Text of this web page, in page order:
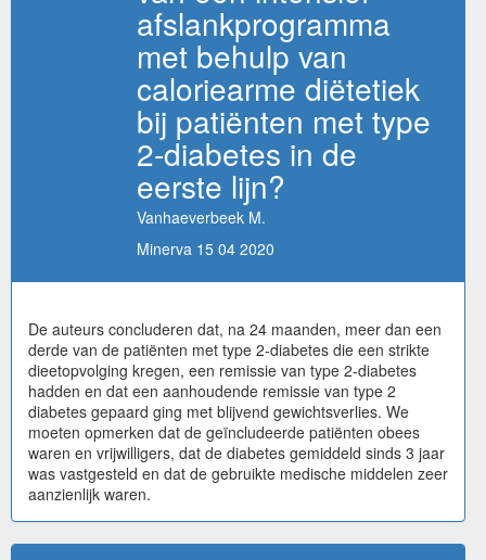
afslankprogramma
met behulp van
caloriearme diëtetiek
bij patiënten met type
2-diabetes in de
eerste lijn?
Vanhaeverbeek M.
Minerva 15 04 2020
De auteurs concluderen dat, na 24 maanden, meer dan een
derde van de patiënten met type 2-diabetes die een strikte
dieetopvolging kregen, een remissie van type 2-diabetes
hadden en dat een aanhoudende remissie van type 2
diabetes gepaard ging met blijvend gewichtsverlies. We
moeten opmerken dat de geïncludeerde patiënten obees
waren en vrijwilligers, dat de diabetes gemiddeld sinds 3 jaar
was vastgesteld en dat de gebruikte medische middelen zeer
aanzienlijk waren.